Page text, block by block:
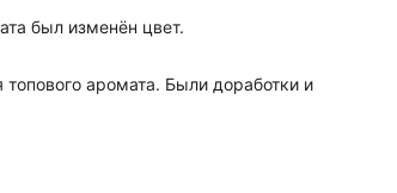
был изменён цвет.
топового аромата. Были доработки и